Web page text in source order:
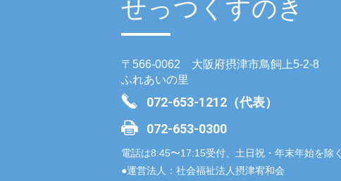
せっつくすのき
〒566-0062 大阪府摂津市鳥飼上5-2-8
ふれあいの里
072-653-1212（代表）
072-653-0300
電話は8:45〜17:15受付、土日祝・年末年始を除く
●運営法人：社会福祉法人摂津宥和会